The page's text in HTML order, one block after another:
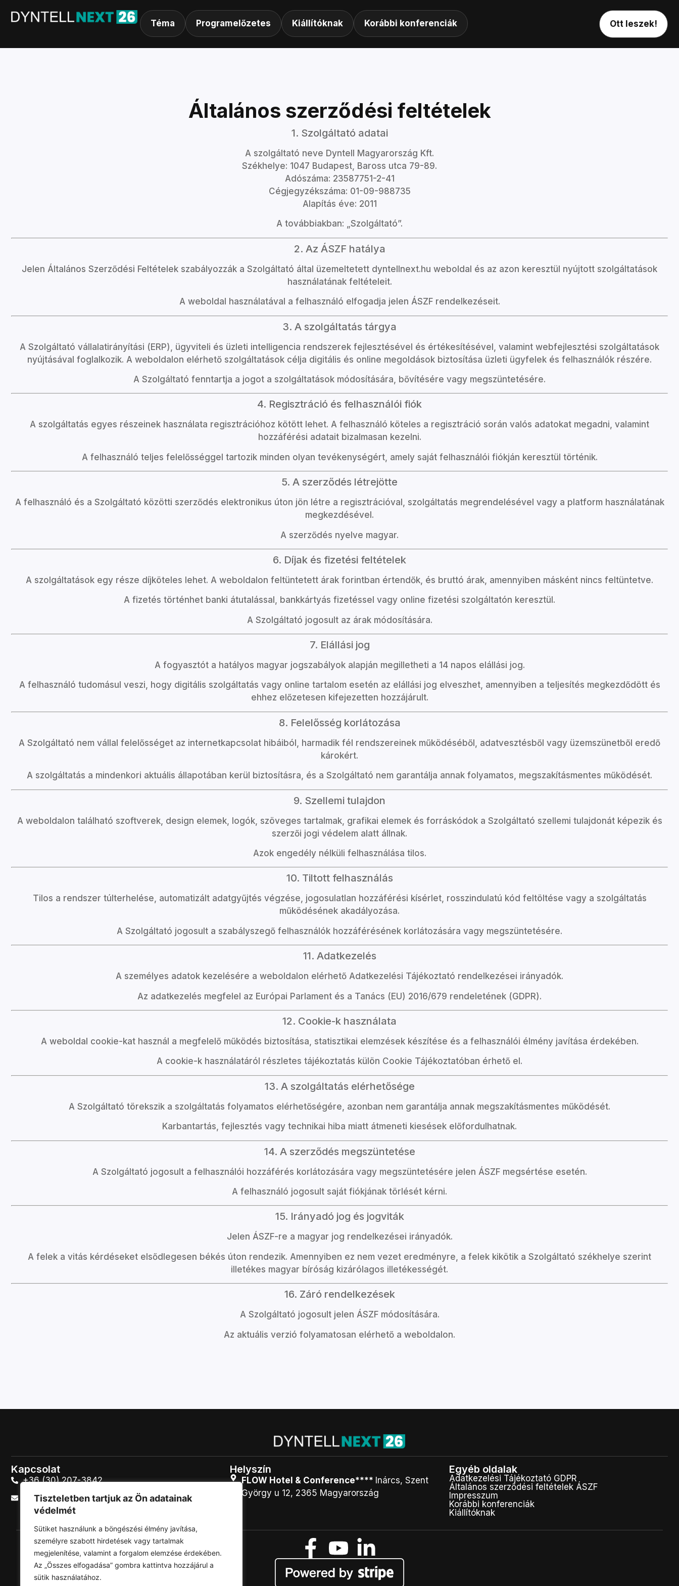
Tiszteletben tartjuk az Ön adatainak
védelmét
Sütiket használunk a böngészési élmény javítása,
személyre szabott hirdetések vagy tartalmak
megjelenítése, valamint a forgalom elemzése érdekében.
Az „Összes elfogadása” gombra kattintva hozzájárul a
sütik használatához.
Téma Programelőzetes Kiállítóknak Korábbi konferenciák Ott leszek!
Általános szerződési feltételek
1. Szolgáltató adatai
A szolgáltató neve Dyntell Magyarország Kft.
Székhelye: 1047 Budapest, Baross utca 79-89.
Adószáma: 23587751-2-41
Cégjegyzékszáma: 01-09-988735
Alapítás éve: 2011
A továbbiakban: „Szolgáltató”.
2. Az ÁSZF hatálya
Jelen Általános Szerződési Feltételek szabályozzák a Szolgáltató által üzemeltetett dyntellnext.hu weboldal és az azon keresztül nyújtott szolgáltatások
használatának feltételeit.
A weboldal használatával a felhasználó elfogadja jelen ÁSZF rendelkezéseit.
3. A szolgáltatás tárgya
A Szolgáltató vállalatirányítási (ERP), ügyviteli és üzleti intelligencia rendszerek fejlesztésével és értékesítésével, valamint webfejlesztési szolgáltatások
nyújtásával foglalkozik. A weboldalon elérhető szolgáltatások célja digitális és online megoldások biztosítása üzleti ügyfelek és felhasználók részére.
A Szolgáltató fenntartja a jogot a szolgáltatások módosítására, bővítésére vagy megszüntetésére.
4. Regisztráció és felhasználói fiók
A szolgáltatás egyes részeinek használata regisztrációhoz kötött lehet. A felhasználó köteles a regisztráció során valós adatokat megadni, valamint
hozzáférési adatait bizalmasan kezelni.
A felhasználó teljes felelősséggel tartozik minden olyan tevékenységért, amely saját felhasználói fiókján keresztül történik.
5. A szerződés létrejötte
A felhasználó és a Szolgáltató közötti szerződés elektronikus úton jön létre a regisztrációval, szolgáltatás megrendelésével vagy a platform használatának
megkezdésével.
A szerződés nyelve magyar.
6. Díjak és fizetési feltételek
A szolgáltatások egy része díjköteles lehet. A weboldalon feltüntetett árak forintban értendők, és bruttó árak, amennyiben másként nincs feltüntetve.
A fizetés történhet banki átutalással, bankkártyás fizetéssel vagy online fizetési szolgáltatón keresztül.
A Szolgáltató jogosult az árak módosítására.
7. Elállási jog
A fogyasztót a hatályos magyar jogszabályok alapján megilletheti a 14 napos elállási jog.
A felhasználó tudomásul veszi, hogy digitális szolgáltatás vagy online tartalom esetén az elállási jog elveszhet, amennyiben a teljesítés megkezdődött és
ehhez előzetesen kifejezetten hozzájárult.
8. Felelősség korlátozása
A Szolgáltató nem vállal felelősséget az internetkapcsolat hibáiból, harmadik fél rendszereinek működéséből, adatvesztésből vagy üzemszünetből eredő
károkért.
A szolgáltatás a mindenkori aktuális állapotában kerül biztosításra, és a Szolgáltató nem garantálja annak folyamatos, megszakításmentes működését.
9. Szellemi tulajdon
A weboldalon található szoftverek, design elemek, logók, szöveges tartalmak, grafikai elemek és forráskódok a Szolgáltató szellemi tulajdonát képezik és
szerzői jogi védelem alatt állnak.
Azok engedély nélküli felhasználása tilos.
10. Tiltott felhasználás
Tilos a rendszer túlterhelése, automatizált adatgyűjtés végzése, jogosulatlan hozzáférési kísérlet, rosszindulatú kód feltöltése vagy a szolgáltatás
működésének akadályozása.
A Szolgáltató jogosult a szabályszegő felhasználók hozzáférésének korlátozására vagy megszüntetésére.
11. Adatkezelés
A személyes adatok kezelésére a weboldalon elérhető Adatkezelési Tájékoztató rendelkezései irányadók.
Az adatkezelés megfelel az Európai Parlament és a Tanács (EU) 2016/679 rendeletének (GDPR).
12. Cookie-k használata
A weboldal cookie-kat használ a megfelelő működés biztosítása, statisztikai elemzések készítése és a felhasználói élmény javítása érdekében.
A cookie-k használatáról részletes tájékoztatás külön Cookie Tájékoztatóban érhető el.
13. A szolgáltatás elérhetősége
A Szolgáltató törekszik a szolgáltatás folyamatos elérhetőségére, azonban nem garantálja annak megszakításmentes működését.
Karbantartás, fejlesztés vagy technikai hiba miatt átmeneti kiesések előfordulhatnak.
14. A szerződés megszüntetése
A Szolgáltató jogosult a felhasználói hozzáférés korlátozására vagy megszüntetésére jelen ÁSZF megsértése esetén.
A felhasználó jogosult saját fiókjának törlését kérni.
15. Irányadó jog és jogviták
Jelen ÁSZF-re a magyar jog rendelkezései irányadók.
A felek a vitás kérdéseket elsődlegesen békés úton rendezik. Amennyiben ez nem vezet eredményre, a felek kikötik a Szolgáltató székhelye szerint
illetékes magyar bíróság kizárólagos illetékességét.
16. Záró rendelkezések
A Szolgáltató jogosult jelen ÁSZF módosítására.
Az aktuális verzió folyamatosan elérhető a weboldalon.
Kapcsolat
+36 (30) 207-3842
next26@dyntell.com
Helyszín
FLOW Hotel & Conference**** Inárcs, Szent
György u 12, 2365 Magyarország
Egyéb oldalak
Adatkezelési Tájékoztató GDPR
Általános szerződési feltételek ÁSZF
Impresszum
Korábbi konferenciák
Kiállítóknak